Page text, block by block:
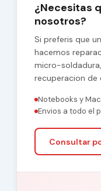
¿Necesitas
nosotros?
Si preferis que
hacemos
micro-
recuperacion de
Notebooks y
Envios a todo el
Consultar